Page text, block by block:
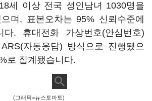
세 이상 전국 성인남녀 1030명을
며, 표본오차는 95% 신뢰수준에
다. 휴대전화 가상번호(안심번호)
자동응답) 방식으로 진행됐으
로 집계됐습니다.
(그래픽=뉴스토마토)